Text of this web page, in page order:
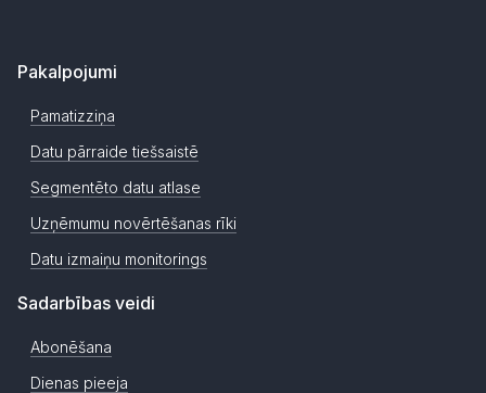
Pakalpojumi
Pamatizziņa
Datu pārraide tiešsaistē
Segmentēto datu atlase
Uzņēmumu novērtēšanas rīki
Datu izmaiņu monitorings
Sadarbības veidi
Abonēšana
Dienas pieeja